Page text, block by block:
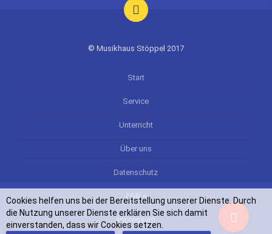
© Musikhaus Stöppel 2017
Start
Service
Unterricht
Über uns
Datenschutz
AGB`s
Impressum
Cookies helfen uns bei der Bereitstellung unserer Dienste. Durch
die Nutzung unserer Dienste erklären Sie sich damit
einverstanden, dass wir Cookies setzen.